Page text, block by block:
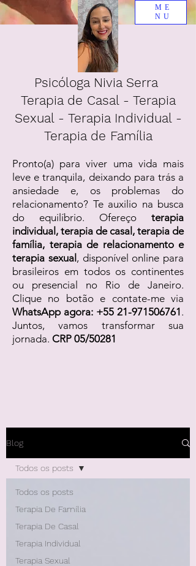
Psicóloga Nivia Serra
Terapia de Casal - Terapia
Sexual - Terapia Individual -
Terapia de Família
Pronto(a) para viver uma vida mais
leve e tranquila, deixando para trás a
ansiedade e, os problemas do
relacionamento? Te auxilio na busca
do equilíbrio. Ofereço terapia
individual, terapia de casal, terapia de
família, terapia de relacionamento e
terapia sexual , disponível online para
brasileiros em todos os continentes
ou presencial no Rio de Janeiro.
Clique no botão e contate-me via
WhatsApp agora: +55 21-971506761 .
Juntos, vamos transformar sua
jornada. CRP 05/50281
ME
NU
Blog
Todos os posts
Terapia De Família
Terapia De Casal
Terapia Individual
Terapia Sexual
Todos os posts